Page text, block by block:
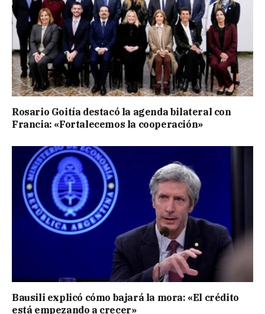
Rosario Goitía destacó la agenda bilateral con
Francia: «Fortalecemos la cooperación»
Bausili explicó cómo bajará la mora: «El crédito
está empezando a crecer»